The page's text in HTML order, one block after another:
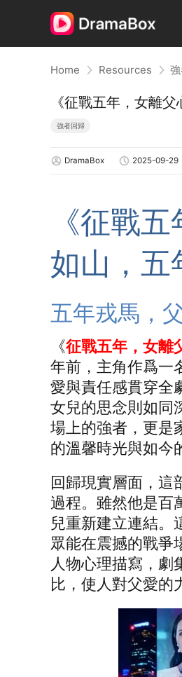
Home Resources
《征戰五年，女離
強者回歸
DramaBox 2025-09-29
《征戰
如山，五
五年戎馬，
《征戰五年，女離
年前，主角作爲一
愛與責任感貫穿全
女兒的思念則如同
場上的強者，更是
的溫馨時光與如今
回歸現實層面，這
過程。雖然他是百
兒重新建立連結。
眾能在震撼的戰爭
人物心理描寫，劇
比，使人對父愛的